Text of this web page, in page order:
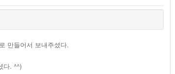
만들어서 보내주셨다.
다. ^^)